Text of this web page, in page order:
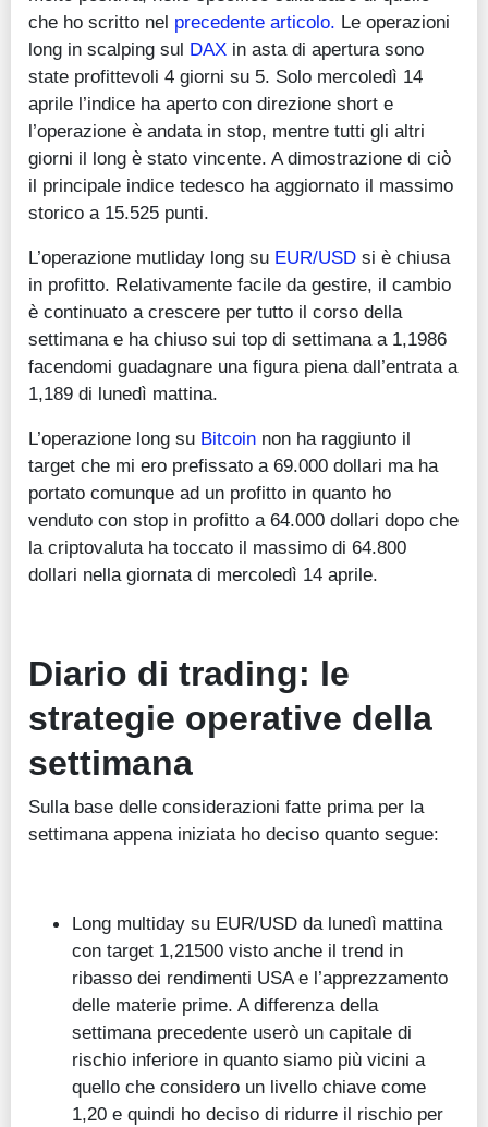
che ho scritto nel precedente articolo. Le operazioni
long in scalping sul DAX in asta di apertura sono
state profittevoli 4 giorni su 5. Solo mercoledì 14
aprile l’indice ha aperto con direzione short e
l’operazione è andata in stop, mentre tutti gli altri
giorni il long è stato vincente. A dimostrazione di ciò
il principale indice tedesco ha aggiornato il massimo
storico a 15.525 punti.
L’operazione mutliday long su EUR/USD si è chiusa
in profitto. Relativamente facile da gestire, il cambio
è continuato a crescere per tutto il corso della
settimana e ha chiuso sui top di settimana a 1,1986
facendomi guadagnare una figura piena dall’entrata a
1,189 di lunedì mattina.
L’operazione long su Bitcoin non ha raggiunto il
target che mi ero prefissato a 69.000 dollari ma ha
portato comunque ad un profitto in quanto ho
venduto con stop in profitto a 64.000 dollari dopo che
la criptovaluta ha toccato il massimo di 64.800
dollari nella giornata di mercoledì 14 aprile.
Diario di trading: le
strategie operative della
settimana
Sulla base delle considerazioni fatte prima per la
settimana appena iniziata ho deciso quanto segue:
Long multiday su EUR/USD da lunedì mattina
con target 1,21500 visto anche il trend in
ribasso dei rendimenti USA e l’apprezzamento
delle materie prime. A differenza della
settimana precedente userò un capitale di
rischio inferiore in quanto siamo più vicini a
quello che considero un livello chiave come
1,20 e quindi ho deciso di ridurre il rischio per